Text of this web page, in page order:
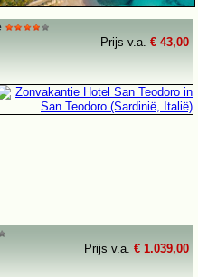
Prijs v.a. € 43,00
Prijs v.a. € 1.039,00